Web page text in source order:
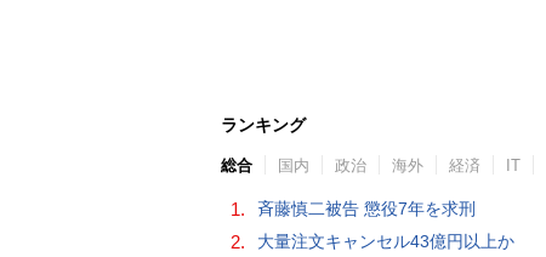
ランキング
総合 国内 政治 海外 経済 IT
1. 斉藤慎二被告 懲役7年を求刑
2. 大量注文キャンセル43億円以上か